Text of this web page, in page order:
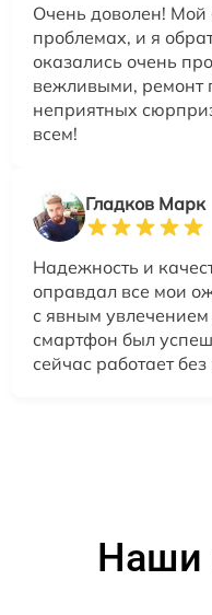
Очень доволен!
проблемах, и я
оказались очень
вежливыми, ремонт
неприятных
всем!
Гладков Марк
Надежность и
оправдал все мои
с явным
смартфон был
сейчас работает
Наши